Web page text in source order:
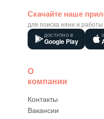
Скачайте наше
для поиска няни и работы
ДОСТУПНО В
Google Play
О
компании
Контакты
Вакансии